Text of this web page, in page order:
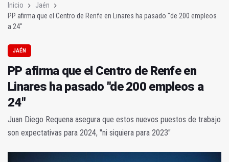
Inicio
Jaén
PP afirma que el Centro de Renfe en Linares ha pasado "de 200 empleos
a 24"
JAÉN
PP afirma que el Centro de Renfe en
Linares ha pasado "de 200 empleos a
24"
Juan Diego Requena asegura que estos nuevos puestos de trabajo
son expectativas para 2024, "ni siquiera para 2023"